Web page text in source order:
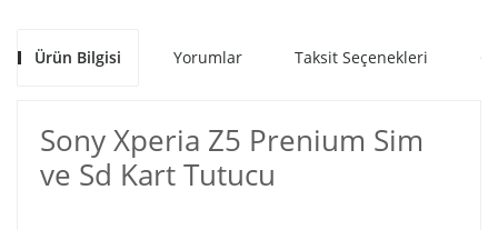
Ürün Bilgisi Yorumlar Taksit Seçenekleri
Sony Xperia Z5 Prenium Sim
ve Sd Kart Tutucu